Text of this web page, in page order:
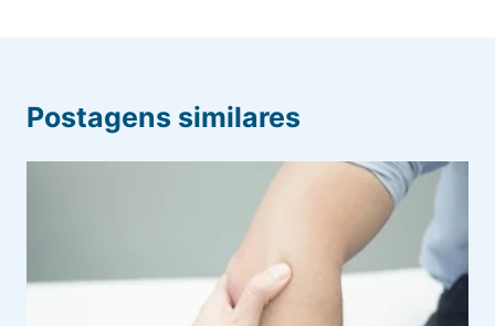
Postagens similares